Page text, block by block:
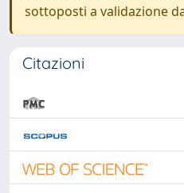
sottoposti a validazione
Citazioni